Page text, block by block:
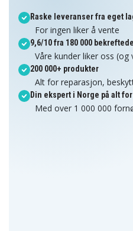
Raske leveranser fra eget
For ingen liker å vente
9,6/10 fra 180 000
Våre kunder liker oss (og
200 000+ produkter
Alt for reparasjon,
Din ekspert i Norge på alt
Med over 1 000 000